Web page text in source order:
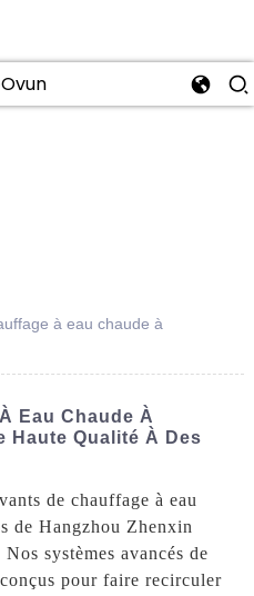
à eau chaude à
Eau Chaude À
Haute Qualité À Des
de chauffage à eau
de Hangzhou Zhenxin
systèmes avancés de
pour faire recirculer